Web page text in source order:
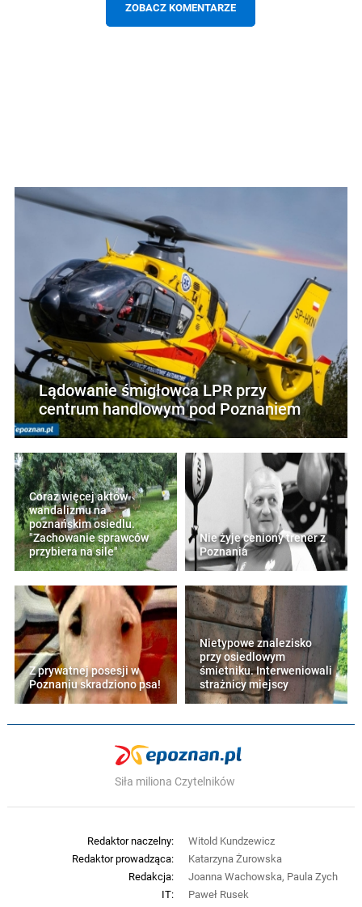
ZOBACZ KOMENTARZE
Lądowanie śmigłowca LPR przy
centrum handlowym pod Poznaniem
Coraz więcej aktów
wandalizmu na
poznańskim osiedlu.
"Zachowanie sprawców
przybiera na sile"
Nie żyje ceniony trener z
Poznania
Z prywatnej posesji w
Poznaniu skradziono psa!
Nietypowe znalezisko
przy osiedlowym
śmietniku. Interweniowali
strażnicy miejscy
Siła miliona Czytelników
Redaktor naczelny:
Witold Kundzewicz
Redaktor prowadząca:
Katarzyna Żurowska
Redakcja:
Joanna Wachowska, Paula Zych
IT:
Paweł Rusek